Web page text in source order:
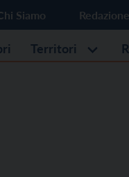
Siamo Redazione
Territori